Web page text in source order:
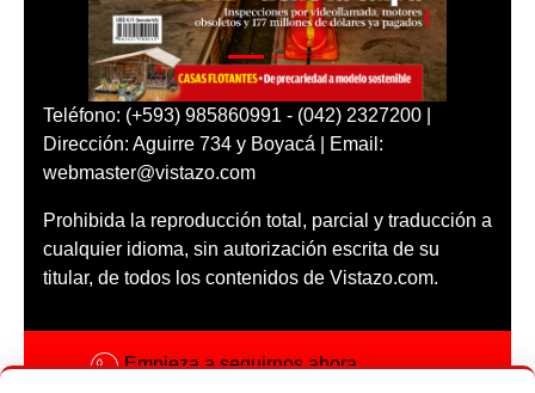
Teléfono: (+593) 985860991 - (042) 2327200 |
Dirección: Aguirre 734 y Boyacá | Email:
webmaster@vistazo.com
Prohibida la reproducción total, parcial y traducción a
cualquier idioma, sin autorización escrita de su
titular, de todos los contenidos de Vistazo.com.
Empieza a seguirnos ahora